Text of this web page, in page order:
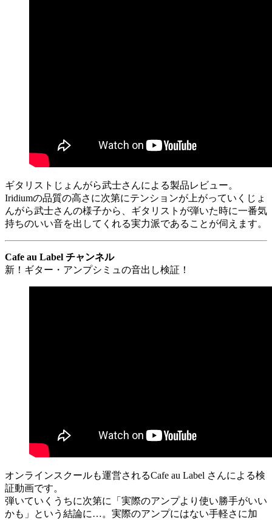
ギタリストじょんがら武士さんによる製品レビュー。
Iridiumの品質の高さに次第にテンションが上がっていくじょ
んがら武士さんの様子から、ギタリストが弾いた時に一番気
持ちのいい音を出してくれる実力派であることが伺えます。
Cafe au Label チャンネル
新！ギター・アンプシミュの音出し検証！
オンラインスクールも運営されるCafe au Label さんによる検
証動画です。
弾いていくうちに次第に「実際のアンプより使い勝手がいい
かも」という結論に…。実際のアンプにはない手軽さに加